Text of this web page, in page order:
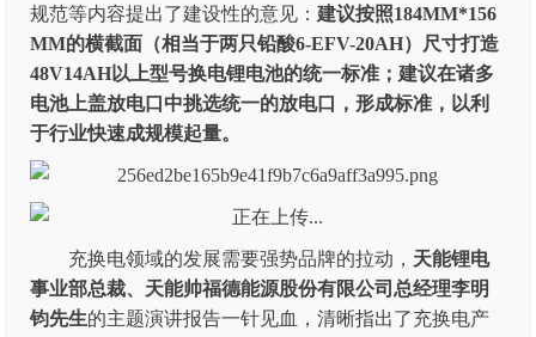
规范等内容提出了建设性的意见：建议按照184MM*156
MM的横截面（相当于两只铅酸6-EFV-20AH）尺寸打造
48V14AH以上型号换电锂电池的统一标准；建议在诸多
电池上盖放电口中挑选统一的放电口，形成标准，以利
于行业快速成规模起量。
充换电领域的发展需要强势品牌的拉动， 天能锂电
事业部总裁、天能帅福德能源股份有限公司总经理李明
钧先生的主题演讲报告一针见血，清晰指出了充换电产